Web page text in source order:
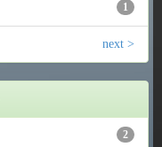
1
next >
2